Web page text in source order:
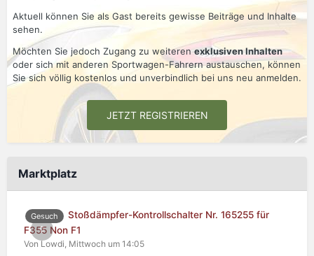
Aktuell können Sie als Gast bereits gewisse Beiträge und Inhalte
sehen.
Möchten Sie jedoch Zugang zu weiterenexklusiven Inhalten
oder sich mit anderen Sportwagen-Fahrern austauschen, können
Sie sich völlig kostenlos und unverbindlich bei uns neu anmelden.
JETZT REGISTRIEREN
Marktplatz
0
Gesuch
Stoßdämpfer-Kontrollschalter Nr. 165255 für
F355 Non F1
Von Lowdi, Mittwoch um 14:05